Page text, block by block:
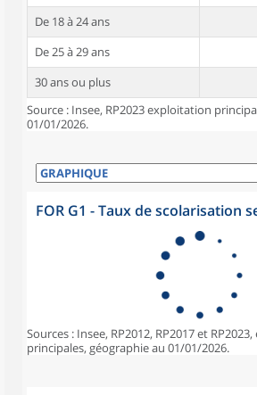
De 18 à 24 ans
De 25 à 29 ans
30 ans ou plus
Source : Insee, RP2023 exploitation
01/01/2026.
FOR G1 - Taux de scolarisation
Sources : Insee, RP2012, RP2017 et
principales, géographie au 01/01/2026.